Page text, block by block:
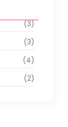
(3)
(3)
(4)
(2)